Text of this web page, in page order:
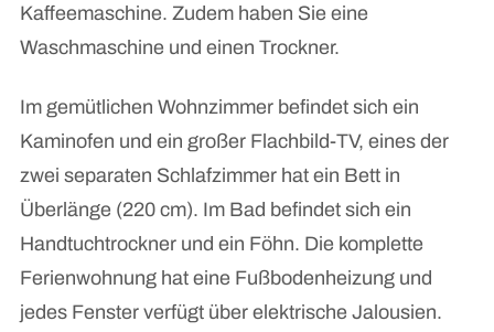
Kaffeemaschine. Zudem haben Sie eine
Waschmaschine und einen Trockner.
Im gemütlichen Wohnzimmer befindet sich ein
Kaminofen und ein großer Flachbild-TV, eines der
zwei separaten Schlafzimmer hat ein Bett in
Überlänge (220 cm). Im Bad befindet sich ein
Handtuchtrockner und ein Föhn. Die komplette
Ferienwohnung hat eine Fußbodenheizung und
jedes Fenster verfügt über elektrische Jalousien.